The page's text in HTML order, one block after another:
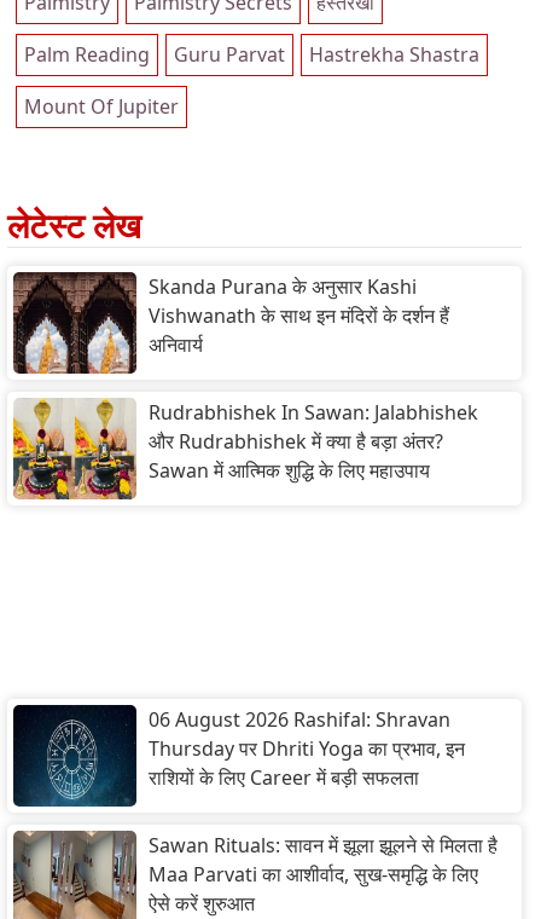
Palm Reading
Guru Parvat
Hastrekha Shastra
Mount Of Jupiter
लेटेस्ट लेख
Skanda Purana के अनुसार Kashi
Vishwanath के साथ इन मंदिरों के दर्शन हैं
अनिवार्य
Rudrabhishek In Sawan: Jalabhishek
और Rudrabhishek में क्या है बड़ा अंतर?
Sawan में आत्मिक शुद्धि के लिए महाउपाय
06 August 2026 Rashifal: Shravan
Thursday पर Dhriti Yoga का प्रभाव, इन
राशियों के लिए Career में बड़ी सफलता
Sawan Rituals: सावन में झूला झूलने से मिलता है
Maa Parvati का आशीर्वाद, सुख-समृद्धि के लिए
ऐसे करें शुरुआत